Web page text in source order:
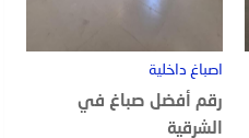
اصباغ داخلية
رقم أفضل صباغ في
الشرقية